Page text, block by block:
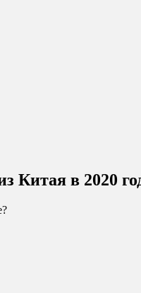
Китая в 2020